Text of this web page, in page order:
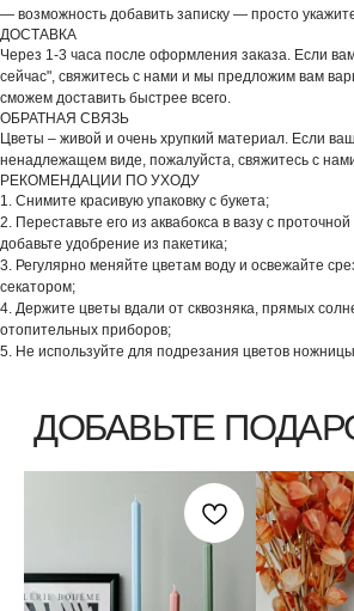
— возможность добавить записку — просто
ДОСТАВКА
Через 1-3 часа после оформления заказа. Если
сейчас", свяжитесь с нами и мы предложим вам
сможем доставить быстрее всего.
ОБРАТНАЯ СВЯЗЬ
Цветы – живой и очень хрупкий материал. Если
ненадлежащем виде, пожалуйста, свяжитесь с
РЕКОМЕНДАЦИИ ПО УХОДУ
1. Снимите красивую упаковку с букета;
2. Переставьте его из аквабокса в вазу с
добавьте удобрение из пакетика;
3. Регулярно меняйте цветам воду и освежайте
секатором;
4. Держите цветы вдали от сквозняка, прямых
отопительных приборов;
5. Не используйте для подрезания цветов ножницы.
ВЫБЕРИТЕ ВАЗУ
Авторские букеты
Шляпные коробки с цветами
Цветочный коворкинг
Доставка
Свадебные букеты